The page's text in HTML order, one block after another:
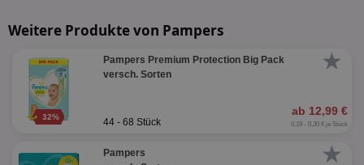
Weitere Produkte von Pampers
★
32%
Pampers Premium Protection Big Pack
versch. Sorten
ab 12,99 €
44 - 68 Stück 0,19 - 0,30 € je Stück
★
Pampers